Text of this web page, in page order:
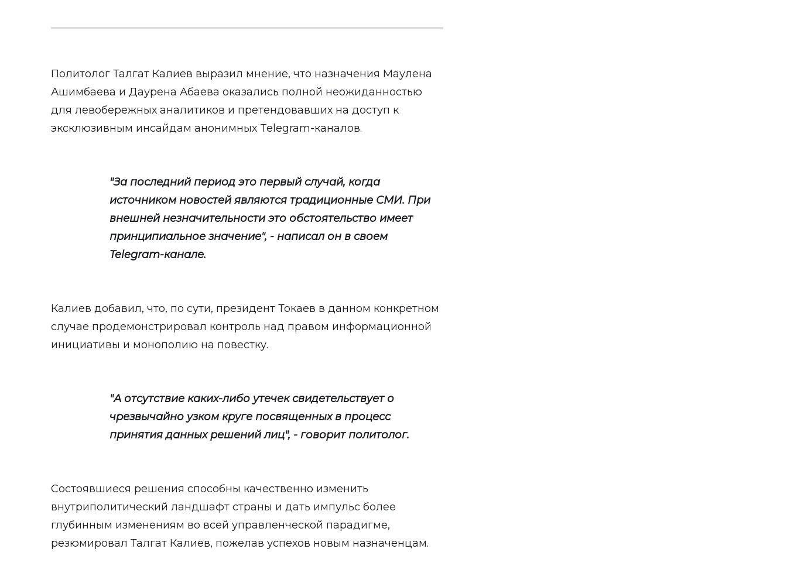
Политолог Талгат Калиев выразил мнение, что назначения Маулена
Ашимбаева и Даурена Абаева оказались полной неожиданностью
для левобережных аналитиков и претендовавших на доступ к
эксклюзивным инсайдам анонимных Telegram-каналов.
"За последний период это первый случай, когда
источником новостей являются традиционные СМИ. При
внешней незначительности это обстоятельство имеет
принципиальное значение", - написал он в своем
Telegram-канале.
Калиев добавил, что, по сути, президент Токаев в данном конкретном
случае продемонстрировал контроль над правом информационной
инициативы и монополию на повестку.
"А отсутствие каких-либо утечек свидетельствует о
чрезвычайно узком круге посвященных в процесс
принятия данных решений лиц", - говорит политолог.
Состоявшиеся решения способны качественно изменить
внутриполитический ландшафт страны и дать импульс более
глубинным изменениям во всей управленческой парадигме,
резюмировал Талгат Калиев, пожелав успехов новым назначенцам.